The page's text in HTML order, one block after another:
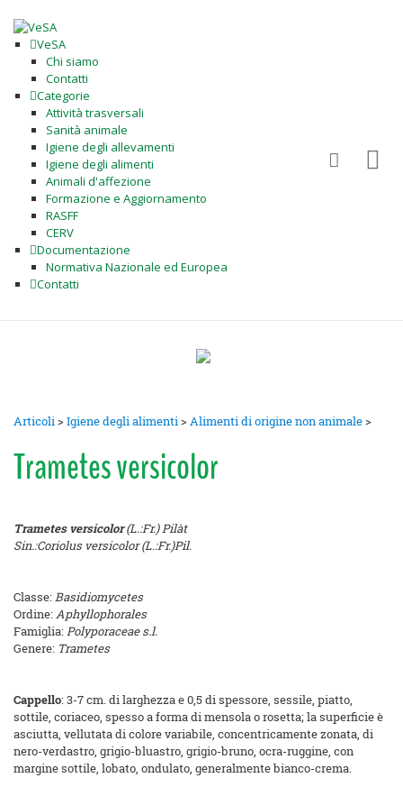
VeSA
Chi siamo
Contatti
Categorie
Attività trasversali
Sanità animale
Igiene degli allevamenti
Igiene degli alimenti
Animali d'affezione
Formazione e Aggiornamento
RASFF
CERV
Documentazione
Normativa Nazionale ed Europea
Contatti
Articoli>Igiene degli alimenti>Alimenti di origine non animale>
Trametes versicolor
Trametes versicolor(L.:Fr.) Pilàt
Sin.:Coriolus versicolor (L.:Fr.)Pil.
Classe:Basidiomycetes
Ordine:Aphyllophorales
Famiglia:Polyporaceae s.l.
Genere: Trametes
Cappello: 3-7 cm. di larghezza e 0,5 di spessore, sessile, piatto,
sottile, coriaceo, spesso a forma di mensola o rosetta; la superficie è
asciutta, vellutata di colore variabile, concentricamente zonata, di
nero-verdastro, grigio-bluastro, grigio-bruno, ocra-ruggine, con
margine sottile, lobato, ondulato, generalmente bianco-crema.